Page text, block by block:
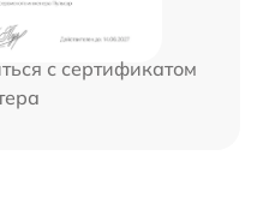
с сертификатом